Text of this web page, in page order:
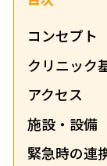
コンセプト
クリニック
アクセス
施設・設備
緊急時の連